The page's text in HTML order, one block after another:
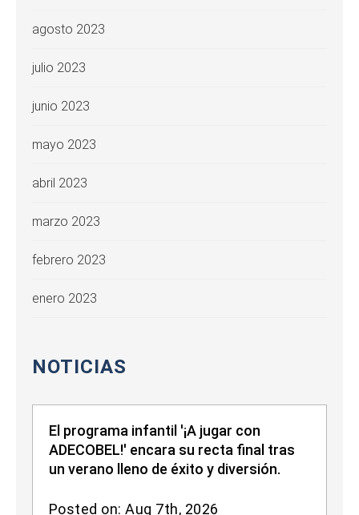
agosto 2023
julio 2023
junio 2023
mayo 2023
abril 2023
marzo 2023
febrero 2023
enero 2023
NOTICIAS
El programa infantil '¡A jugar con
ADECOBEL!' encara su recta final tras
un verano lleno de éxito y diversión.
Posted on: Aug 7th, 2026